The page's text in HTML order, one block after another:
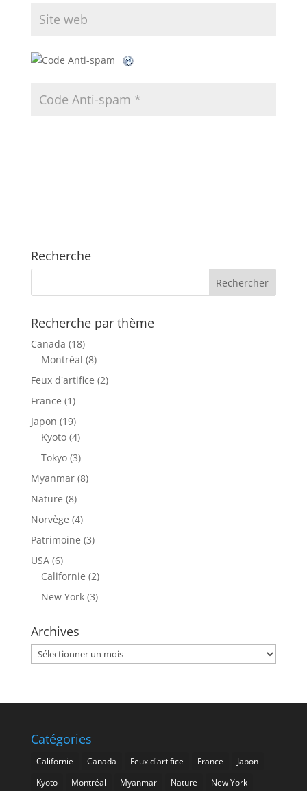
Recherche
Recherche par thème
Canada (18)
Montréal (8)
Feux d'artifice (2)
France (1)
Japon (19)
Kyoto(4)
Tokyo(3)
Myanmar(8)
Nature (8)
Norvège (4)
Patrimoine (3)
USA(6)
Californie (2)
New York(3)
Archives
Archives
Catégories
Californie Canada Feux d'artifice France
Japon
Kyoto
Montréal Myanmar Nature New York